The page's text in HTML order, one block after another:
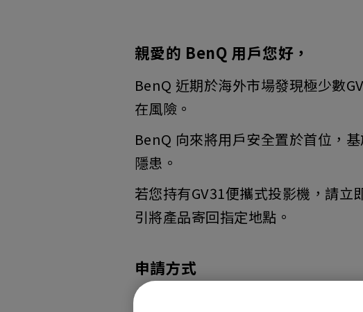
親愛的 BenQ 用戶您好，
BenQ 近期於海外市場發現極少數
在風險。
BenQ 向來將用戶安全置於首位，
隱患。
若您持有GV31便攜式投影機，請
引將產品寄回指定地點。
申請方式
您可透過以下任一方式提出申請，